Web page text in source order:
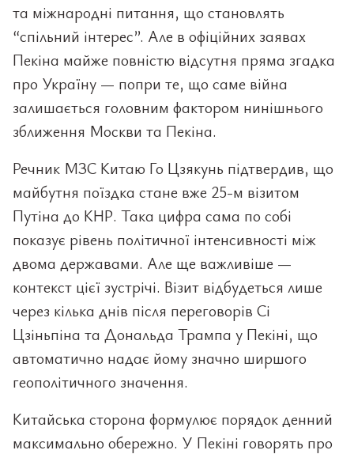
та міжнародні питання, що становлять
“спільний інтерес”. Але в офіційних заявах
Пекіна майже повністю відсутня пряма згадка
про Україну — попри те, що саме війна
залишається головним фактором нинішнього
зближення Москви та Пекіна.
Речник МЗС Китаю Го Цзякунь підтвердив, що
майбутня поїздка стане вже 25-м візитом
Путіна до КНР. Така цифра сама по собі
показує рівень політичної інтенсивності між
двома державами. Але ще важливіше —
контекст цієї зустрічі. Візит відбудеться лише
через кілька днів після переговорів Сі
Цзіньпіна та Дональда Трампа у Пекіні, що
автоматично надає йому значно ширшого
геополітичного значення.
Китайська сторона формулює порядок денний
максимально обережно. У Пекіні говорять про